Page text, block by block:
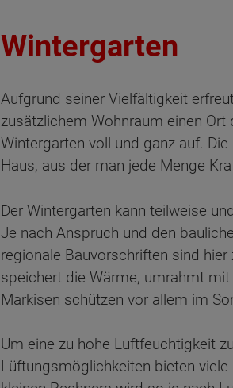
Wintergarten
Aufgrund seiner Vielfältigkeit
zusätzlichem Wohnraum einen
Wintergarten voll und ganz auf.
Haus, aus der man jede Menge
Der Wintergarten kann teilweise
Je nach Anspruch und den
regionale Bauvorschriften sind
speichert die Wärme, umrahmt
Markisen schützen vor allem im
Um eine zu hohe Luftfeuchtigkeit
Lüftungsmöglichkeiten bieten